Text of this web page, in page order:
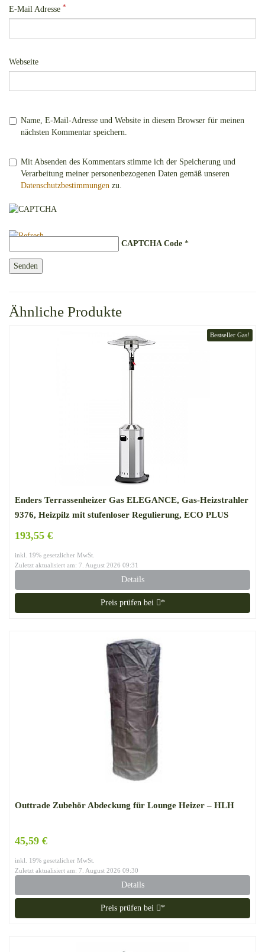
E-Mail Adresse *
Webseite
Name, E-Mail-Adresse und Website in diesem Browser für meinen
nächsten Kommentar speichern.
Mit Absenden des Kommentars stimme ich der Speicherung und
Verarbeitung meiner personenbezogenen Daten gemäß unseren
Datenschutzbestimmungen zu.
CAPTCHA Code *
Ähnliche Produkte
Bestseller Gas!
Enders Terrassenheizer Gas ELEGANCE, Gas-Heizstrahler
9376, Heizpilz mit stufenloser Regulierung, ECO PLUS
193,55 €
inkl. 19% gesetzlicher MwSt.
Zuletzt aktualisiert am: 7. August 2026 09:31
Details
Preis prüfen bei *
Outtrade Zubehör Abdeckung für Lounge Heizer – HLH
45,59 €
inkl. 19% gesetzlicher MwSt.
Zuletzt aktualisiert am: 7. August 2026 09:30
Details
Preis prüfen bei *